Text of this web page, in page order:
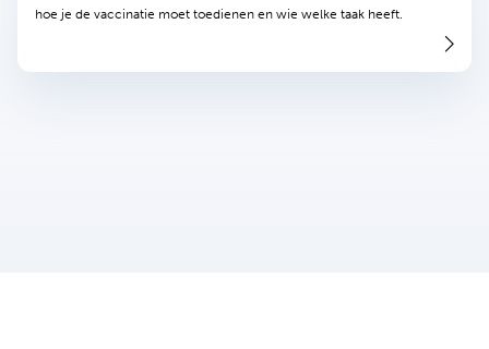
hoe je de vaccinatie moet toedienen en wie welke taak heeft.